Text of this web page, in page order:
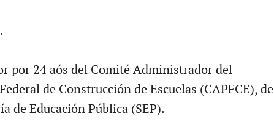
por 24 aós del Comité Administrador del
de Construcción de Escuelas (CAPFCE), de
de Educación Pública (SEP).